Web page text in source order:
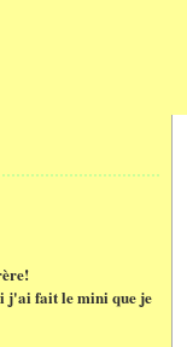
j'ai fait le mini que je